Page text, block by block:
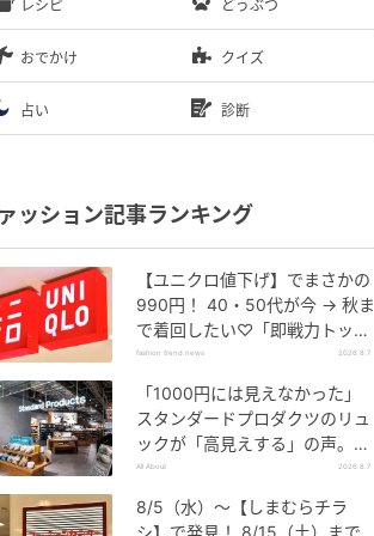
レシピ どうぶつ
おでかけ クイズ
占い 診断
ッション記事ランキング
【ユニクロ値下げ】でまさかの
990円！ 40・50代が今 → 秋ま
で着回したい♡「即戦力トップ
ス」
fashion trend news 2026.8.7
「1000円には見えなかった」
スタンダードプロダクツのリュ
ックが「高見えする」の声。2
個購入する人も
All About 2026.8.7
8/5（水）〜【しまむらチラ
シ】で発見！ 8/15（土）まで